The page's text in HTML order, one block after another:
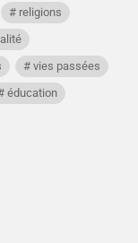
religions
vies passées
éducation